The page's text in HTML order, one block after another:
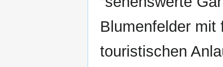
Blumenfelder mit
touristischen